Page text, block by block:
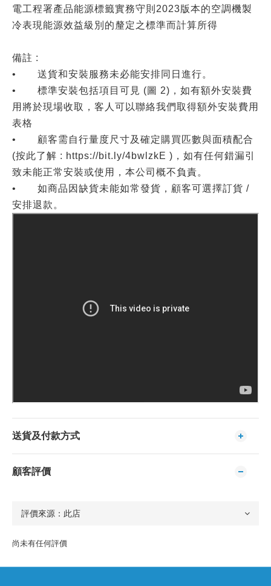
電工程署產品能源標籤實務守則2023版本的空調機製
冷表現能源效益級別的釐定之標準而計算所得
備註 :
• 送貨和安裝服務未必能安排同日進行。
• 標準安裝包括項目可見 (圖 2)，如有額外安裝費
用將於現場收取，客人可以聯絡我們取得額外安裝費用
表格
• 顧客需自行量度尺寸及確定購買匹數與面積配合
(按此了解 : https://bit.ly/4bwlzkE )，如有任何錯漏引
致未能正常安裝或使用，本公司概不負責。
• 如商品因缺貨未能如常發貨，顧客可選擇訂貨 /
安排退款。
送貨及付款方式
顧客評價
尚未有任何評價